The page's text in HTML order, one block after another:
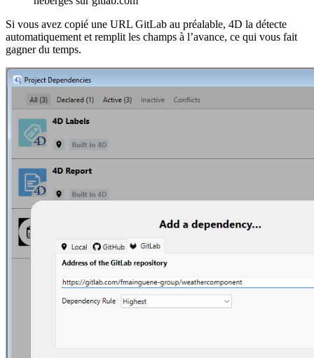
Si vous avez copié une URL GitLab au préalable, 4D la détecte
automatiquement et remplit les champs à l’avance, ce qui vous fait
gagner du temps.